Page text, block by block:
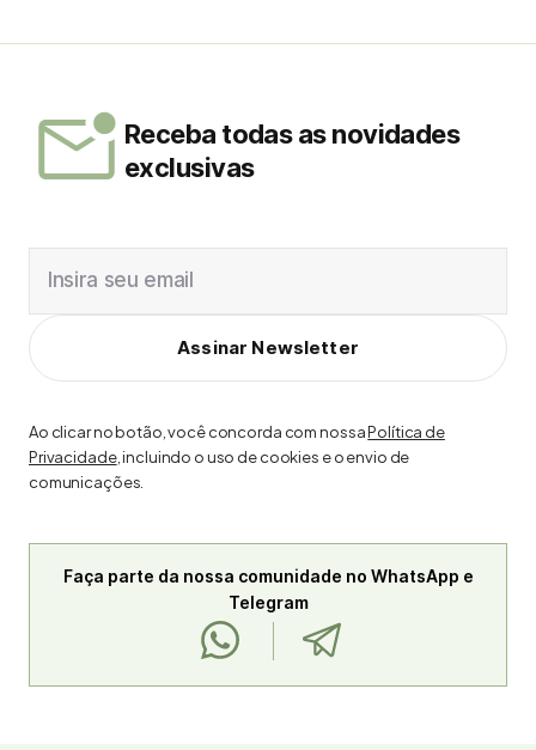
Receba todas as novidades
exclusivas
Insira seu email
Assinar Newsletter
Ao clicar no botão, você concorda com nossaPolítica de
Privacidade, incluindo o uso de cookies e o envio de
comunicações.
Faça parte da nossa comunidade no WhatsApp e
Telegram